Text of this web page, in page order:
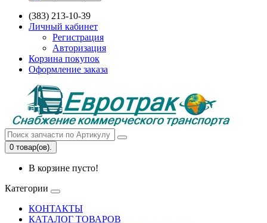
(383) 213-10-39
Личный кабинет
Регистрация
Авторизация
Корзина покупок
Оформление заказа
0 товар(ов).
В корзине пусто!
Категории
КОНТАКТЫ
КАТАЛОГ ТОВАРОВ